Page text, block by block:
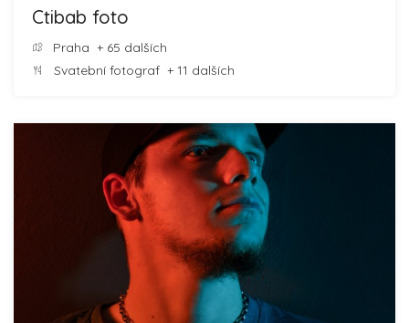
Ctibab foto
Praha + 65 dalších
Svatební fotograf + 11 dalších